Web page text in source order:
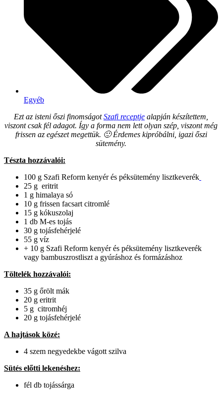
Egyéb
Ezt az isteni őszi finomságotSzafi receptje alapján készítettem,
viszont csak fél adagot. Így a forma nem lett olyan szép, viszont még
frissen az egészet megettük. 🙂 Érdemes kipróbálni, igazi őszi
sütemény.
Tészta hozzávalói:
100 g Szafi Reform kenyér és péksütemény lisztkeverék
25 g eritrit
1 g himalaya só
10 g frissen facsart citromlé
15 g kókuszolaj
1 db M-es tojás
30 g tojásfehérjelé
55 g víz
+ 10 g Szafi Reform kenyér és péksütemény lisztkeverék
vagy bambuszrostliszt a gyúráshoz és formázáshoz
Töltelék hozzávalói:
35 g őrölt mák
20 g eritrit
5 g citromhéj
20 g tojásfehérjelé
A hajtások közé:
4 szem negyedekbe vágott szilva
Sütés előtti lekenéshez:
fél db tojássárga